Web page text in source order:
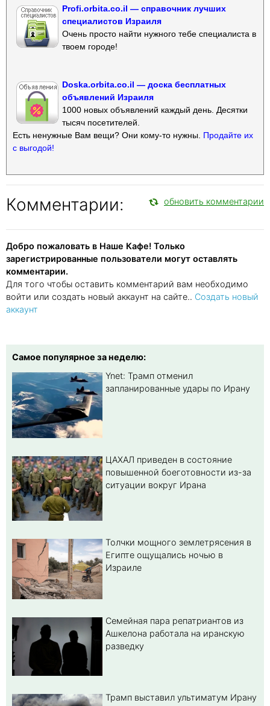
Profi.orbita.co.il — справочник лучших
специалистов Израиля
Очень просто найти нужного тебе специалиста в
твоем городе!
Doska.orbita.co.il — доска бесплатных
объявлений Израиля
1000 новых объявлений каждый день. Десятки
тысяч посетителей.
Есть ненужные Вам вещи? Они кому-то нужны. Продайте их
с выгодой!
Комментарии: обновить комментарии
Добро пожаловать в Наше Кафе! Только
зарегистрированные пользователи могут оставлять
комментарии.
Для того чтобы оставить комментарий вам необходимо
войти или создать новый аккаунт на сайте.. Создать новый
аккаунт
Самое популярное за неделю:
Ynet: Трамп отменил
запланированные удары по Ирану
ЦАХАЛ приведен в состояние
повышенной боеготовности из-за
ситуации вокруг Ирана
Толчки мощного землетрясения в
Египте ощущались ночью в
Израиле
Семейная пара репатриантов из
Ашкелона работала на иранскую
разведку
Трамп выставил ультиматум Ирану